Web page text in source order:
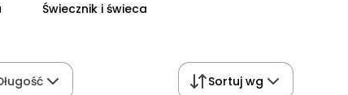
Świecznik i świeca
Sortuj wg